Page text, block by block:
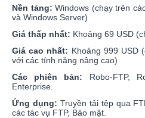
Nền tảng:Windows (chạy trên
và Windows Server)
Giá thấp nhất: Khoảng 69 USD
Giá cao nhất: Khoảng 999 USD
với các tính năng nâng cao)
Các phiên bản: Robo-FTP,
Enterprise.
Ứng dụng: Truyền tải tệp qua
các tác vụ FTP, Bảo mật.